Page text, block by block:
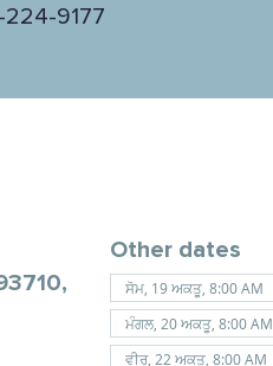
9177
Other dates
ਸੋਮ, 19 ਅਕਤੂ, 8:00 AM
ਮੰਗਲ, 20 ਅਕਤੂ, 8:00 AM
ਵੀਰ, 22 ਅਕਤੂ, 8:00 AM